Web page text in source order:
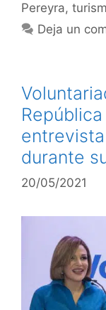
Pereyra,
Deja un
durante
20/05/2021